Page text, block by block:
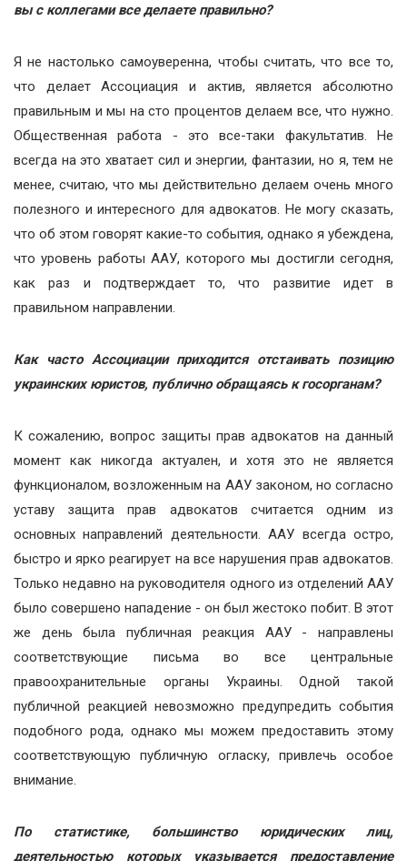
вы с коллегами все делаете правильно?
Я не настолько самоуверенна, чтобы считать, что все то,
что делает Ассоциация и актив, является абсолютно
правильным и мы на сто процентов делаем все, что нужно.
Общественная работа - это все-таки факультатив. Не
всегда на это хватает сил и энергии, фантазии, но я, тем не
менее, считаю, что мы действительно делаем очень много
полезного и интересного для адвокатов. Не могу сказать,
что об этом говорят какие-то события, однако я убеждена,
что уровень работы ААУ, которого мы достигли сегодня,
как раз и подтверждает то, что развитие идет в
правильном направлении.
Как часто Ассоциации приходится отстаивать позицию
украинских юристов, публично обращаясь к госорганам?
К сожалению, вопрос защиты прав адвокатов на данный
момент как никогда актуален, и хотя это не является
функционалом, возложенным на ААУ законом, но согласно
уставу защита прав адвокатов считается одним из
основных направлений деятельности. ААУ всегда остро,
быстро и ярко реагирует на все нарушения прав адвокатов.
Только недавно на руководителя одного из отделений ААУ
было совершено нападение - он был жестоко побит. В этот
же день была публичная реакция ААУ - направлены
соответствующие письма во все центральные
правоохранительные органы Украины. Одной такой
публичной реакцией невозможно предупредить события
подобного рода, однако мы можем предоставить этому
соответствующую публичную огласку, привлечь особое
внимание.
По статистике, большинство юридических лиц,
деятельностью которых указывается предоставление